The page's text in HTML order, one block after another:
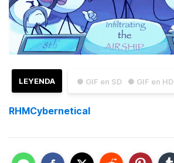
● GIF en SD ● GIF en HD
LEYENDA
RHMCybernetical